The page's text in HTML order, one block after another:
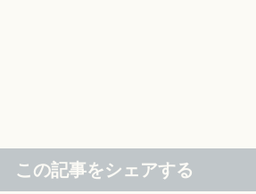
この記事をシェアする